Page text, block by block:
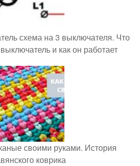
схема на 3 выключателя. Что
и как он работает
своими руками. История
коврика